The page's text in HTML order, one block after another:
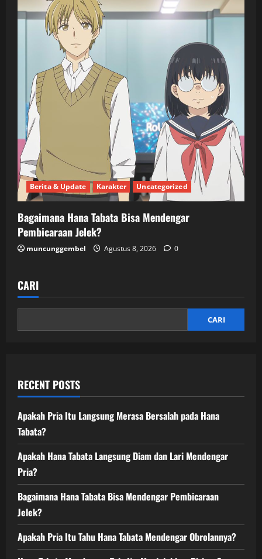
Berita & Update Karakter Uncategorized
Bagaimana Hana Tabata Bisa Mendengar
Pembicaraan Jelek?
muncunggembel Agustus 8, 2026 0
CARI
CARI
RECENT POSTS
Apakah Pria Itu Langsung Merasa Bersalah pada Hana
Tabata?
Apakah Hana Tabata Langsung Diam dan Lari Mendengar
Pria?
Bagaimana Hana Tabata Bisa Mendengar Pembicaraan
Jelek?
Apakah Pria Itu Tahu Hana Tabata Mendengar Obrolannya?